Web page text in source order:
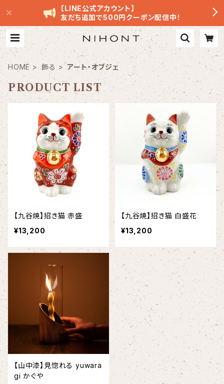
【LINE公式アカウント】
友だち追加で500円クーポン配信中！
HOME 飾る アート・オブジェ
PRODUCT LIST
【九谷焼】招き猫 赤盛
¥13,200
【九谷焼】招き猫 白盛花
¥13,200
【山中漆】見惚れる yuwara
gi かぐや